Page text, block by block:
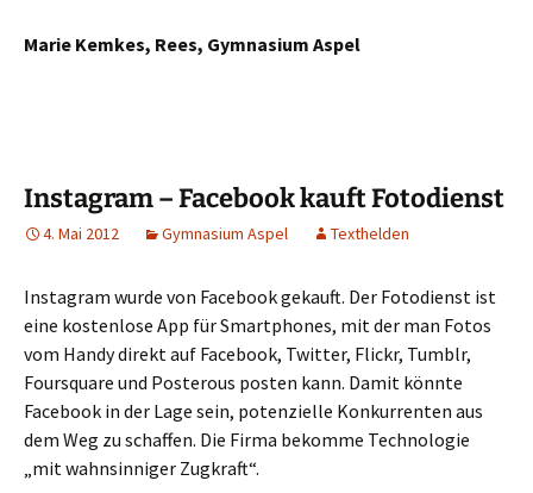
Marie Kemkes, Rees, Gymnasium Aspel
Instagram – Facebook kauft Fotodienst
4. Mai 2012 Gymnasium Aspel Texthelden
Instagram wurde von Facebook gekauft. Der Fotodienst ist
eine kostenlose App für Smartphones, mit der man Fotos
vom Handy direkt auf Facebook, Twitter, Flickr, Tumblr,
Foursquare und Posterous posten kann. Damit könnte
Facebook in der Lage sein, potenzielle Konkurrenten aus
dem Weg zu schaffen. Die Firma bekomme Technologie
„mit wahnsinniger Zugkraft“.